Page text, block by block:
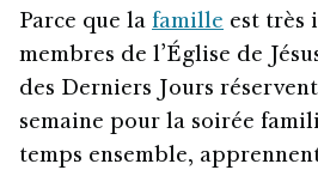
Parce que la famille est très
membres de l’Église de
des Derniers Jours
semaine pour la soirée
temps ensemble,